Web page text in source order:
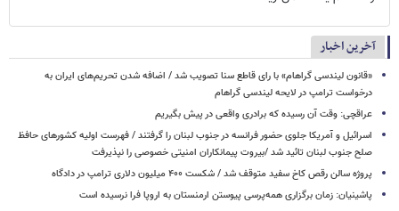
آخرین اخبار
«قانون لیندسی گراهام» با رای قاطع سنا تصویب شد / اضافه شدن تحریم‌های ایران به
درخواست ترامپ در لایحه لیندسی گراهام
عراقچی: وقت آن رسیده که برادری واقعی در پیش بگیریم
اسرائیل و آمریکا جلوی حضور فرانسه در جنوب لبنان را گرفتند / فهرست اولیه کشورهای حافظ
صلح جنوب لبنان تائید شد /بیروت پیمانکاران امنیتی خصوصی را نپذیرفت
پروژه سالن رقص کاخ سفید متوقف شد / شکست ۴۰۰ میلیون دلاری ترامپ در دادگاه
پاشینیان: زمان برگزاری همه‌پرسی پیوستن ارمنستان به اروپا فرا نرسیده است